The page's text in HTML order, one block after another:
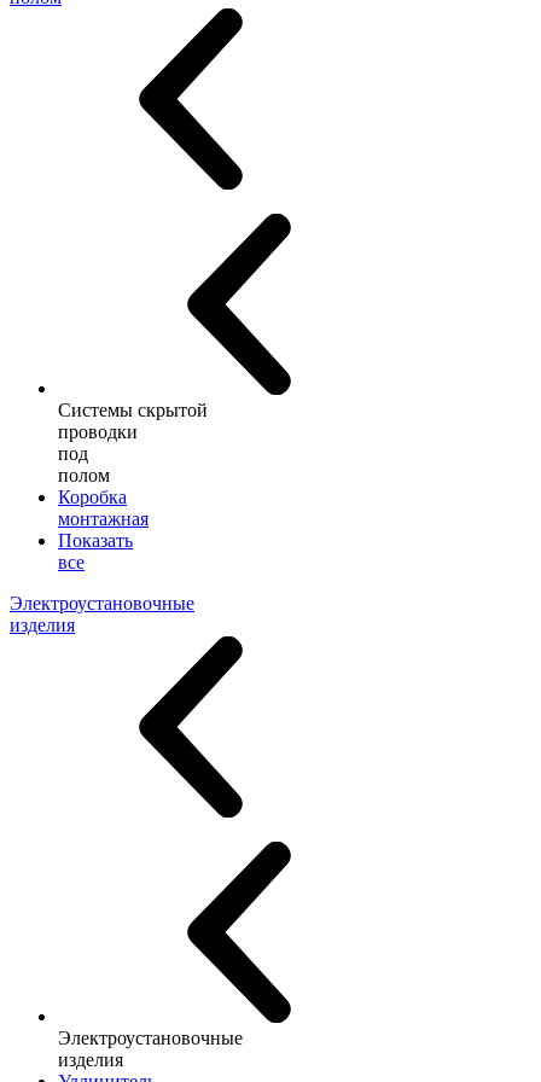
Системы скрытой
проводки
под
полом
Коробка
монтажная
Показать
все
Электроустановочные
изделия
Электроустановочные
изделия